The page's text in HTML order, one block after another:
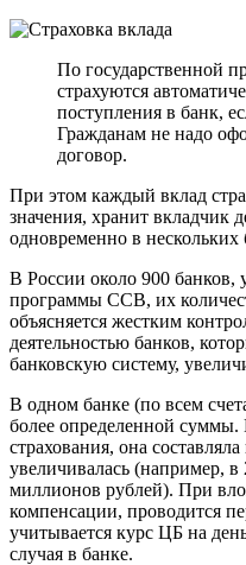
По государственной
страхуются
поступления в банк,
Гражданам не надо
договор.
При этом каждый вклад
значения, хранит вкладчик
одновременно в нескольких
В России около 900 банков,
программы ССВ, их
объясняется жестким
деятельностью банков,
банковскую систему,
В одном банке (по всем
более определенной
страхования, она
увеличивалась (например, в
миллионов рублей). При
компенсации, проводится
учитывается курс ЦБ на
случая в банке.